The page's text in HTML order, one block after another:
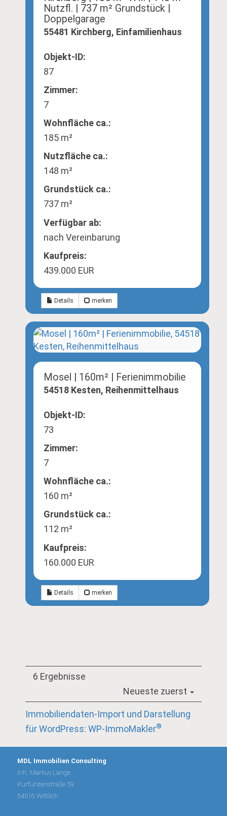
Nutzfl. | 737 m² Grundstück |
Doppelgarage
55481 Kirchberg, Einfamilienhaus
Objekt-ID:
87
Zimmer:
7
Wohnfläche ca.:
185 m²
Nutzfläche ca.:
148 m²
Grund­stück ca.:
737 m²
Verfügbar ab:
nach Vereinbarung
Kaufpreis:
439.000 EUR
Details merken
Mosel | 160m² | Ferienimmobilie
54518 Kesten, Reihenmittelhaus
Objekt-ID:
73
Zimmer:
7
Wohnfläche ca.:
160 m²
Grund­stück ca.:
112 m²
Kaufpreis:
160.000 EUR
Details merken
6 Ergebnisse
Neueste zuerst
Immobiliendaten-Import und Darstellung
für WordPress: WP-ImmoMakler®
MDL Immobilien Consulting
Inh. Markus Lange
Kurfürstenstraße 59
54516 Wittlich